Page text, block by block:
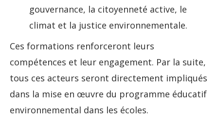
gouvernance, la citoyenneté active, le
climat et la justice environnementale.
Ces formations renforceront leurs
compétences et leur engagement. Par la suite,
tous ces acteurs seront directement impliqués
dans la mise en œuvre du programme éducatif
environnemental dans les écoles.